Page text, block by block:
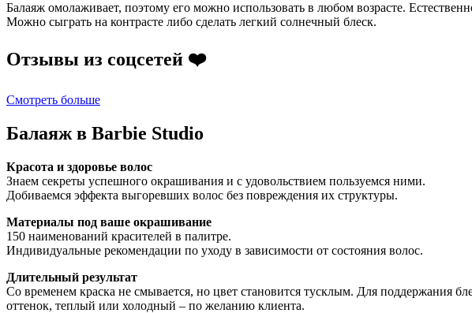
Балаяж омолаживает, поэтому его можно использовать в любом возрасте.
Можно сыграть на контрасте либо сделать легкий солнечный блеск.
Отзывы из соцсетей ❤️
Смотреть больше
Балаяж в Barbie Studio
Красота и здоровье волос
Знаем секреты успешного окрашивания и с удовольствием пользуемся ними.
Добиваемся эффекта выгоревших волос без повреждения их структуры.
Материалы под ваше окрашивание
150 наименований красителей в палитре.
Индивидуальные рекомендации по уходу в зависимости от состояния волос.
Длительный результат
Со временем краска не смывается, но цвет становится тусклым. Для поддержания
оттенок, теплый или холодный – по желанию клиента.